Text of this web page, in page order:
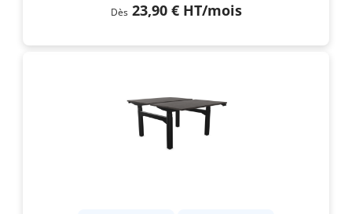
Dès 23,90 € HT/mois